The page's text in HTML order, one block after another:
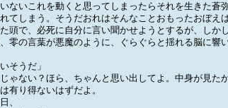
ないこれを動くと思ってしまったらそれを生きた蒼
てしまう。そうだおれはそんなことおもったおぼえ
頭で、必死に自分に言い聞かせようとするが、しか
零の言葉が悪魔のように、ぐらぐらと揺れる脳に響
そうだ」
じゃない？ほら、ちゃんと思い出してよ。中身が見た
有り得ないはずだよ。
、